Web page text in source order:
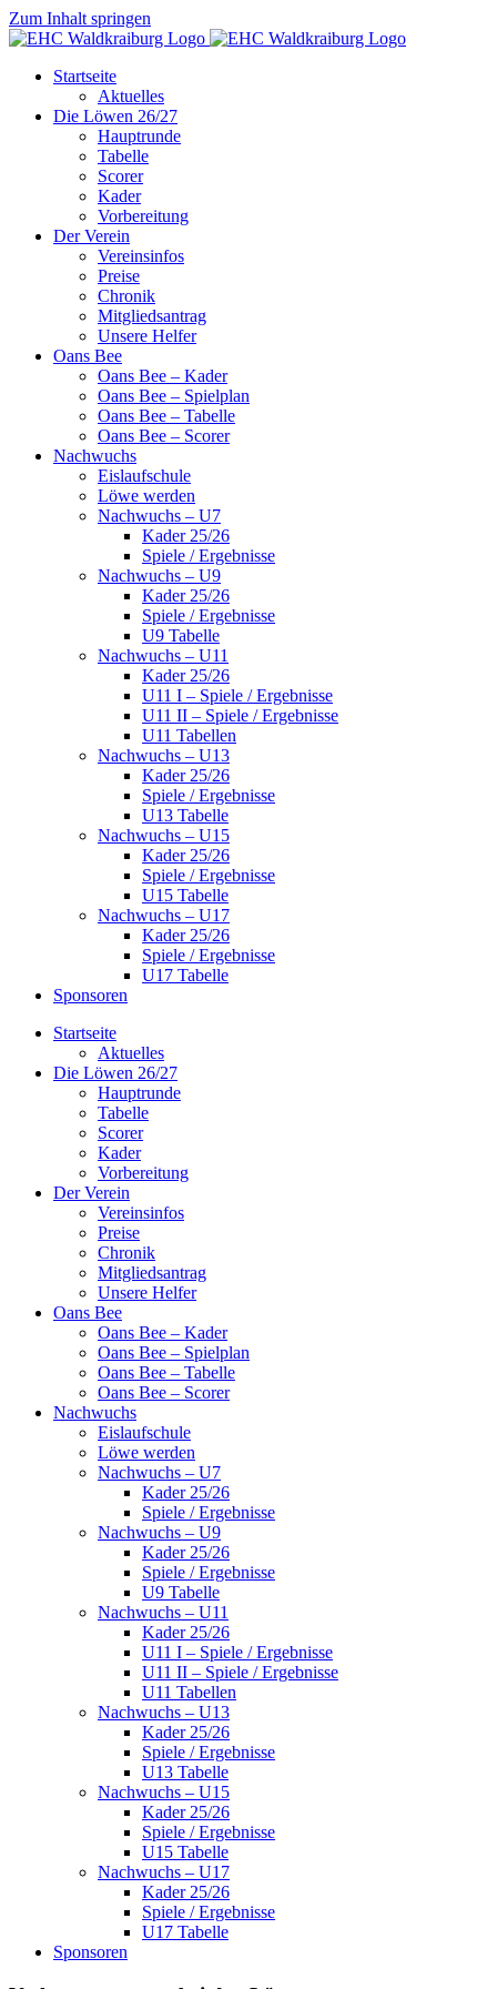
Zum Inhalt springen
Startseite
Aktuelles
Die Löwen 26/27
Hauptrunde
Tabelle
Scorer
Kader
Vorbereitung
Der Verein
Vereinsinfos
Preise
Chronik
Mitgliedsantrag
Unsere Helfer
Oans Bee
Oans Bee – Kader
Oans Bee – Spielplan
Oans Bee – Tabelle
Oans Bee – Scorer
Nachwuchs
Eislaufschule
Löwe werden
Nachwuchs – U7
Kader 25/26
Spiele / Ergebnisse
Nachwuchs – U9
Kader 25/26
Spiele / Ergebnisse
U9 Tabelle
Nachwuchs – U11
Kader 25/26
U11 I – Spiele / Ergebnisse
U11 II – Spiele / Ergebnisse
U11 Tabellen
Nachwuchs – U13
Kader 25/26
Spiele / Ergebnisse
U13 Tabelle
Nachwuchs – U15
Kader 25/26
Spiele / Ergebnisse
U15 Tabelle
Nachwuchs – U17
Kader 25/26
Spiele / Ergebnisse
U17 Tabelle
Sponsoren
Startseite
Aktuelles
Die Löwen 26/27
Hauptrunde
Tabelle
Scorer
Kader
Vorbereitung
Der Verein
Vereinsinfos
Preise
Chronik
Mitgliedsantrag
Unsere Helfer
Oans Bee
Oans Bee – Kader
Oans Bee – Spielplan
Oans Bee – Tabelle
Oans Bee – Scorer
Nachwuchs
Eislaufschule
Löwe werden
Nachwuchs – U7
Kader 25/26
Spiele / Ergebnisse
Nachwuchs – U9
Kader 25/26
Spiele / Ergebnisse
U9 Tabelle
Nachwuchs – U11
Kader 25/26
U11 I – Spiele / Ergebnisse
U11 II – Spiele / Ergebnisse
U11 Tabellen
Nachwuchs – U13
Kader 25/26
Spiele / Ergebnisse
U13 Tabelle
Nachwuchs – U15
Kader 25/26
Spiele / Ergebnisse
U15 Tabelle
Nachwuchs – U17
Kader 25/26
Spiele / Ergebnisse
U17 Tabelle
Sponsoren